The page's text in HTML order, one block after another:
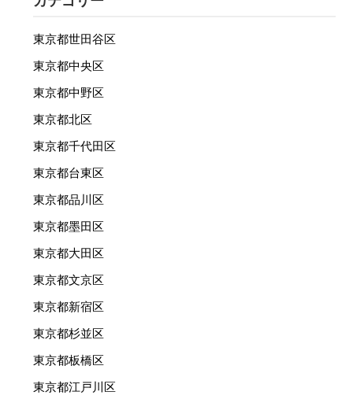
東京都世田谷区
東京都中央区
東京都中野区
東京都北区
東京都千代田区
東京都台東区
東京都品川区
東京都墨田区
東京都大田区
東京都文京区
東京都新宿区
東京都杉並区
東京都板橋区
東京都江戸川区